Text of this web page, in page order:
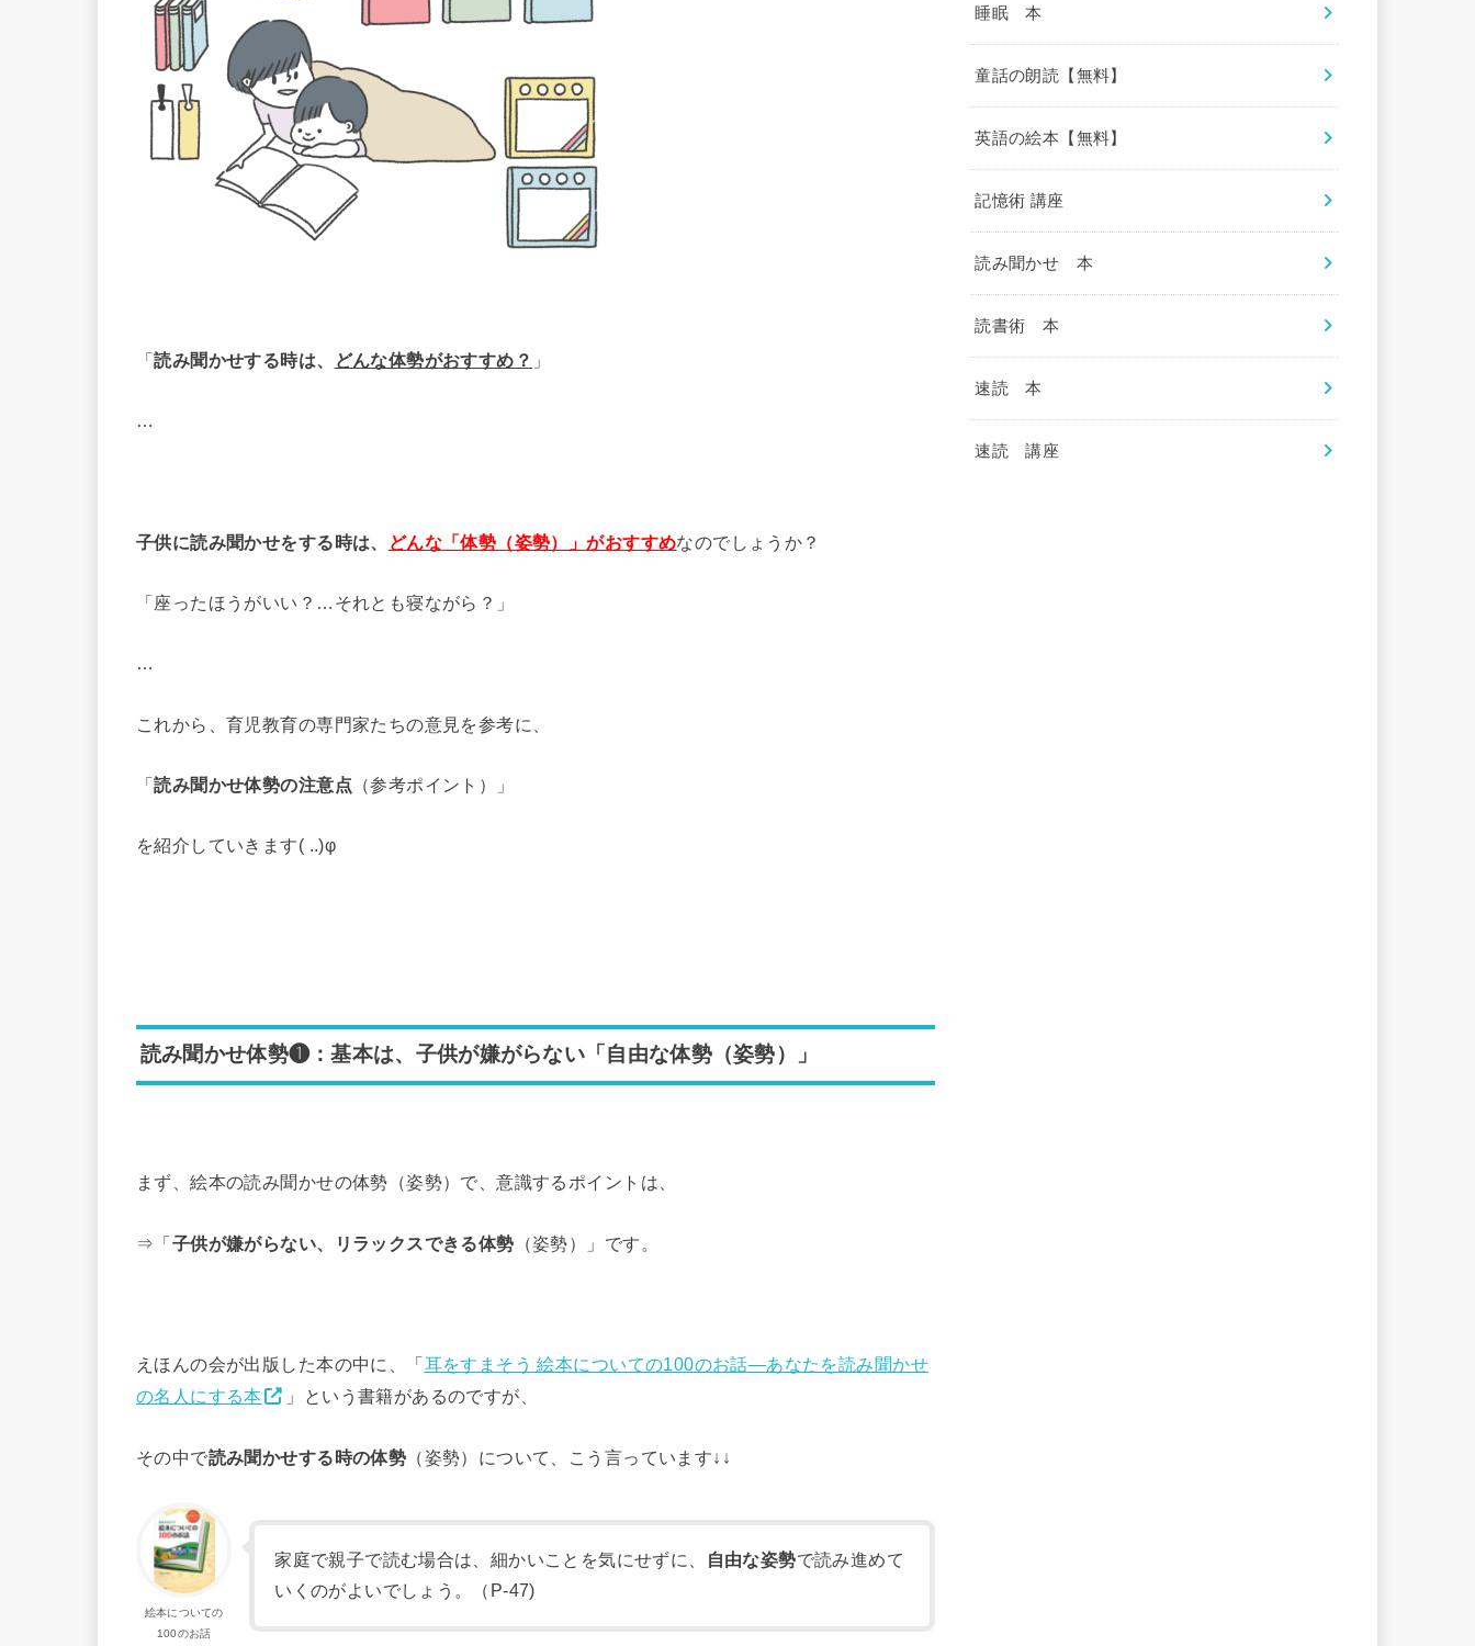
「読み聞かせする時は、 どんな体勢がおすすめ？ 」
…
子供に読み聞かせをする時は、 どんな「体勢（姿勢）」がおすすめなのでしょうか？
「座ったほうがいい？…それとも寝ながら？」
…
これから、育児教育の専門家たちの意見を参考に、
「読み聞かせ体勢の注意点 （参考ポイント）」
を紹介していきます( ..)φ
読み聞かせ体勢❶：基本は、子供が嫌がらない「自由な体勢（姿勢）」
まず、絵本の読み聞かせの体勢（姿勢）で、意識するポイントは、
⇒「子供が嫌がらない、リラックスできる体勢 （姿勢） 」です。
えほんの会が出版した本の中に、「耳をすまそう 絵本についての100のお話―あなたを読み聞かせ
の名人にする本
」という書籍があるのですが、
その中で読み聞かせする時の体勢 （姿勢）について、こう言っています↓↓
絵本についての
100のお話
家庭で親子で読む場合は、細かいことを気にせずに、 自由な姿勢で読み進めて
いくのがよいでしょう。（P-47)
睡眠 本
童話の朗読【無料】
英語の絵本【無料】
記憶術 講座
読み聞かせ 本
読書術 本
速読 本
速読 講座